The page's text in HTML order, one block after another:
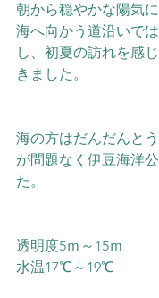
朝から穏やかな陽気に
海へ向かう道沿いで
し、初夏の訪れを感
きました。
海の方はだんだんと
が問題なく伊豆海洋
た。
透明度5ｍ～15ｍ
水温17℃～19℃